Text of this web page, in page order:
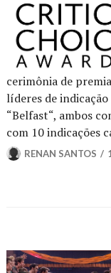
cerimônia de
líderes de
“Belfast“, ambos
com 10 indicações
RENAN SANTOS